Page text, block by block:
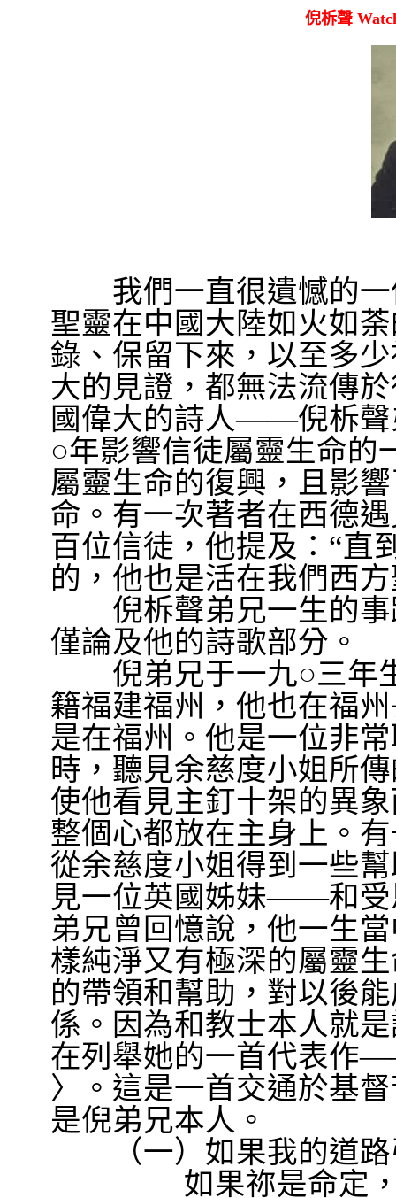
倪柝聲
我們一直很遺憾的一
聖靈在中國大陸如火如
錄、保留下來，以至多
大的見證，都無法流傳
國偉大的詩人——倪柝
○年影響信徒屬靈生命的
屬靈生命的復興，且影
命。有一次著者在西德
百位信徒，他提及： “直
的，他也是活在我們西
倪柝聲弟兄一生的事
僅論及他的詩歌部分。
倪弟兄于一九○三年生
籍福建福州，他也在福
是在福州。他是一位非
時，聽見余慈度小姐所
使他看見主釘十架的異
整個心都放在主身上。
從余慈度小姐得到一些
見一位英國姊妹——和
弟兄曾回憶說，他一生
樣純淨又有極深的屬靈
的帶領和幫助，對以後
係。因為和教士本人就
在列舉她的一首代表作
〉。這是一首交通於基
是倪弟兄本人。
（一）如果我的道路
如果祢是命定